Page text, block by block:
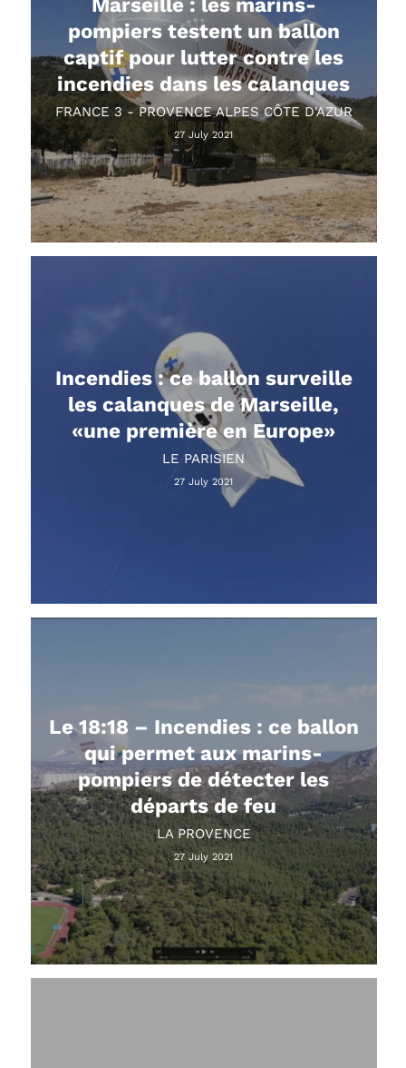
pompiers testent un ballon
captif pour lutter contre les
incendies dans les calanques
FRANCE 3 - PROVENCE ALPES CÔTE D'AZUR
27 July 2021
Incendies : ce ballon surveille
les calanques de Marseille,
«une première en Europe»
LE PARISIEN
27 July 2021
Le 18:18 – Incendies : ce ballon
qui permet aux marins-
pompiers de détecter les
départs de feu
LA PROVENCE
27 July 2021